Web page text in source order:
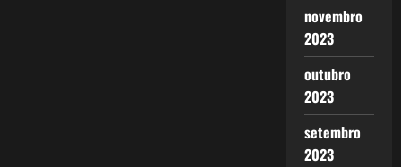
novembro
2023
outubro
2023
setembro
2023